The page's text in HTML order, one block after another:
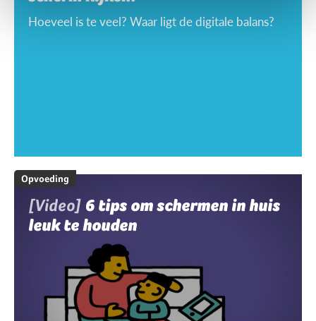
Hoeveel is te veel? Waar ligt de digitale balans?
Opvoeding
[Video] 6 tips om schermen in huis
leuk te houden